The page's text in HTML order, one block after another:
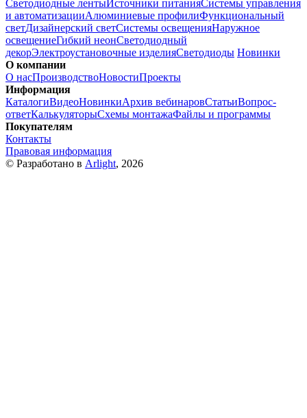
Светодиодные лентыИсточники питанияСистемы управления
и автоматизацииАлюминиевые профилиФункциональный
светДизайнерский светСистемы освещенияНаружное
освещениеГибкий неонСветодиодный
декорЭлектроустановочные изделияСветодиоды Новинки
О компании
О насПроизводствоНовостиПроекты
Информация
КаталогиВидеоНовинкиАрхив вебинаровСтатьиВопрос-
ответКалькуляторыСхемы монтажаФайлы и программы
Покупателям
Контакты
Правовая информация
© Разработано в Arlight, 2026